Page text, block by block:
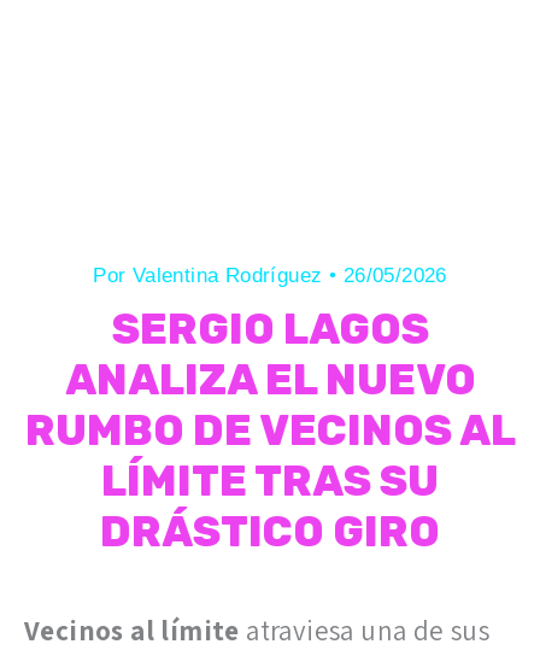
Por Valentina Rodríguez • 26/05/2026
SERGIO LAGOS
ANALIZA EL NUEVO
RUMBO DE VECINOS AL
LÍMITE TRAS SU
DRÁSTICO GIRO
Vecinos al límite atraviesa una de sus